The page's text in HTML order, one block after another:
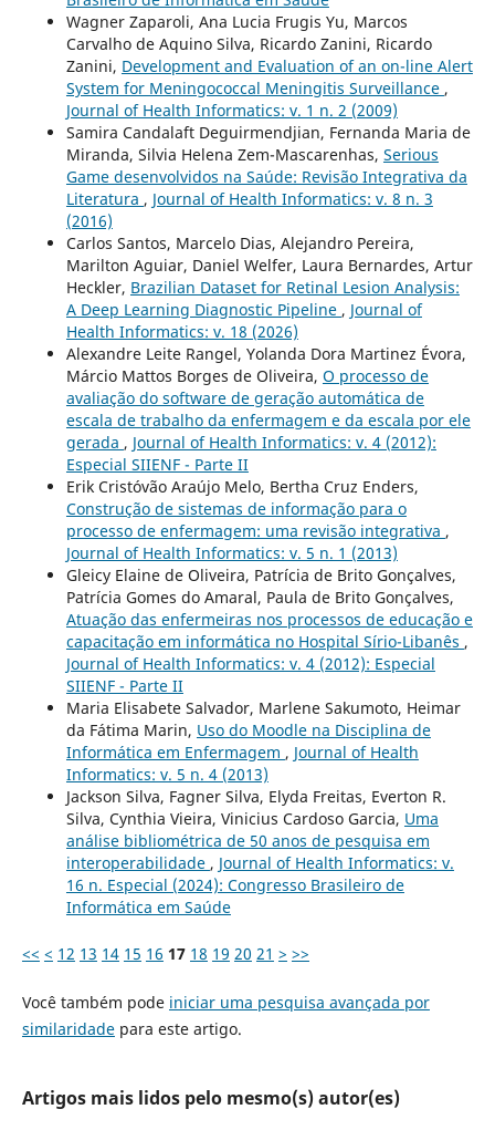
Wagner Zaparoli, Ana Lucia Frugis Yu, Marcos
Carvalho de Aquino Silva, Ricardo Zanini, Ricardo
Zanini, Development and Evaluation of an on-line Alert
System for Meningococcal Meningitis Surveillance ,
Journal of Health Informatics: v. 1 n. 2 (2009)
Samira Candalaft Deguirmendjian, Fernanda Maria de
Miranda, Silvia Helena Zem-Mascarenhas, Serious
Game desenvolvidos na Saúde: Revisão Integrativa da
Literatura , Journal of Health Informatics: v. 8 n. 3
(2016)
Carlos Santos, Marcelo Dias, Alejandro Pereira,
Marilton Aguiar, Daniel Welfer, Laura Bernardes, Artur
Heckler, Brazilian Dataset for Retinal Lesion Analysis:
A Deep Learning Diagnostic Pipeline , Journal of
Health Informatics: v. 18 (2026)
Alexandre Leite Rangel, Yolanda Dora Martinez Évora,
Márcio Mattos Borges de Oliveira, O processo de
avaliação do software de geração automática de
escala de trabalho da enfermagem e da escala por ele
gerada , Journal of Health Informatics: v. 4 (2012):
Especial SIIENF - Parte II
Erik Cristóvão Araújo Melo, Bertha Cruz Enders,
Construção de sistemas de informação para o
processo de enfermagem: uma revisão integrativa ,
Journal of Health Informatics: v. 5 n. 1 (2013)
Gleicy Elaine de Oliveira, Patrícia de Brito Gonçalves,
Patrícia Gomes do Amaral, Paula de Brito Gonçalves,
Atuação das enfermeiras nos processos de educação e
capacitação em informática no Hospital Sírio-Libanês ,
Journal of Health Informatics: v. 4 (2012): Especial
SIIENF - Parte II
Maria Elisabete Salvador, Marlene Sakumoto, Heimar
da Fátima Marin, Uso do Moodle na Disciplina de
Informática em Enfermagem , Journal of Health
Informatics: v. 5 n. 4 (2013)
Jackson Silva, Fagner Silva, Elyda Freitas, Everton R.
Silva, Cynthia Vieira, Vinicius Cardoso Garcia, Uma
análise bibliométrica de 50 anos de pesquisa em
interoperabilidade , Journal of Health Informatics: v.
16 n. Especial (2024): Congresso Brasileiro de
Informática em Saúde
<< < 12 13 14 15 16 17 18 19 20 21 > >>
Você também pode iniciar uma pesquisa avançada por
similaridadepara este artigo.
Artigos mais lidos pelo mesmo(s) autor(es)